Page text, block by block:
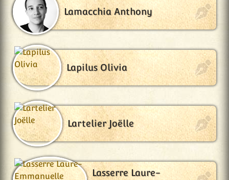
Lamacchia Anthony
Lapilus Olivia
Lartelier Joëlle
Lasserre Laure-